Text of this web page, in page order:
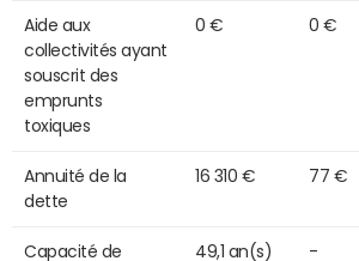
Aide aux
collectivités ayant
souscrit des
emprunts
toxiques
0 € 0 €
Annuité de la
dette
16 310 € 77 €
Capacité de
49,1 an(s) -